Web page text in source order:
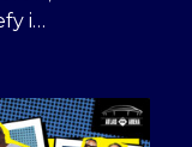
i…